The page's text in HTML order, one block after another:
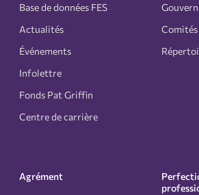
Base de données FES
Actualités
Événements
Infolettre
Fonds Pat Griffin
Centre de carrière
Comités
Agrément